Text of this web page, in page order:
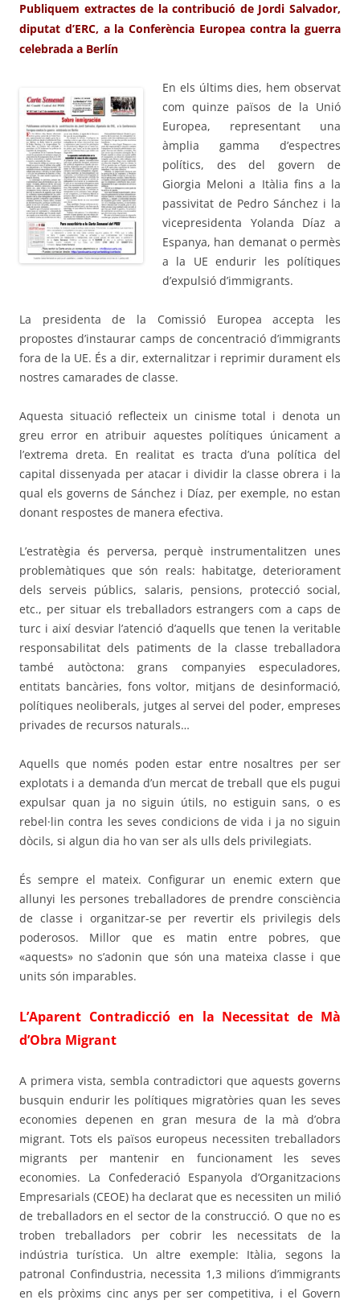
Publiquem extractes de la contribució de Jordi Salvador,
diputat d’ERC, a la Conferència Europea contra la guerra
celebrada a Berlín
En els últims dies, hem observat
com quinze països de la Unió
Europea, representant una
àmplia gamma d’espectres
polítics, des del govern de
Giorgia Meloni a Itàlia fins a la
passivitat de Pedro Sánchez i la
vicepresidenta Yolanda Díaz a
Espanya, han demanat o permès
a la UE endurir les polítiques
d’expulsió d’immigrants.
La presidenta de la Comissió Europea accepta les
propostes d’instaurar camps de concentració d’immigrants
fora de la UE. És a dir, externalitzar i reprimir durament els
nostres camarades de classe.
Aquesta situació reflecteix un cinisme total i denota un
greu error en atribuir aquestes polítiques únicament a
l’extrema dreta. En realitat es tracta d’una política del
capital dissenyada per atacar i dividir la classe obrera i la
qual els governs de Sánchez i Díaz, per exemple, no estan
donant respostes de manera efectiva.
L’estratègia és perversa, perquè instrumentalitzen unes
problemàtiques que són reals: habitatge, deteriorament
dels serveis públics, salaris, pensions, protecció social,
etc., per situar els treballadors estrangers com a caps de
turc i així desviar l’atenció d’aquells que tenen la veritable
responsabilitat dels patiments de la classe treballadora
també autòctona: grans companyies especuladores,
entitats bancàries, fons voltor, mitjans de desinformació,
polítiques neoliberals, jutges al servei del poder, empreses
privades de recursos naturals…
Aquells que només poden estar entre nosaltres per ser
explotats i a demanda d’un mercat de treball que els pugui
expulsar quan ja no siguin útils, no estiguin sans, o es
rebel·lin contra les seves condicions de vida i ja no siguin
dòcils, si algun dia ho van ser als ulls dels privilegiats.
És sempre el mateix. Configurar un enemic extern que
allunyi les persones treballadores de prendre consciència
de classe i organitzar-se per revertir els privilegis dels
poderosos. Millor que es matin entre pobres, que
«aquests» no s’adonin que són una mateixa classe i que
units són imparables.
L’Aparent Contradicció en la Necessitat de Mà
d’Obra Migrant
A primera vista, sembla contradictori que aquests governs
busquin endurir les polítiques migratòries quan les seves
economies depenen en gran mesura de la mà d’obra
migrant. Tots els països europeus necessiten treballadors
migrants per mantenir en funcionament les seves
economies. La Confederació Espanyola d’Organitzacions
Empresarials (CEOE) ha declarat que es necessiten un milió
de treballadors en el sector de la construcció. O que no es
troben treballadors per cobrir les necessitats de la
indústria turística. Un altre exemple: Itàlia, segons la
patronal Confindustria, necessita 1,3 milions d’immigrants
en els pròxims cinc anys per ser competitiva, i el Govern